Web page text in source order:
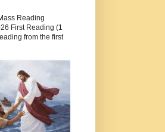
Reading
First Reading (1
from the first